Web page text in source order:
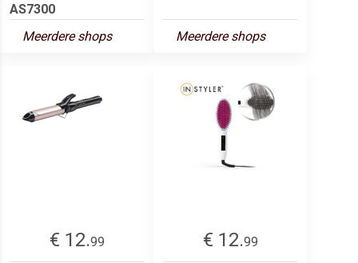
AS7300
Meerdere shops
Meerdere shops
€ 12.99
€ 12.99